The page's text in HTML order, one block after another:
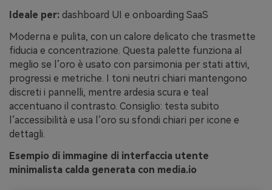
Ideale per: dashboard UI e onboarding SaaS
Moderna e pulita, con un calore delicato che trasmette
fiducia e concentrazione. Questa palette funziona al
meglio se l’oro è usato con parsimonia per stati attivi,
progressi e metriche. I toni neutri chiari mantengono
discreti i pannelli, mentre ardesia scura e teal
accentuano il contrasto. Consiglio: testa subito
l’accessibilità e usa l’oro su sfondi chiari per icone e
dettagli.
Esempio di immagine di interfaccia utente
minimalista calda generata con media.io